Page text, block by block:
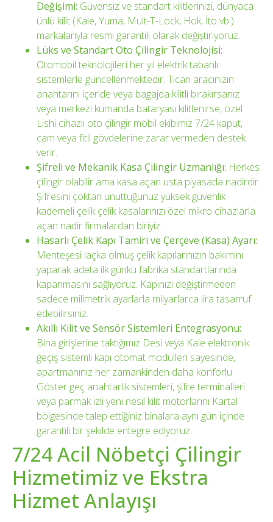
Değişimi: Güvensiz ve standart kilitlerinizi, dünyaca
ünlü kilit (Kale, Yuma, Mult-T-Lock, Hok, İto vb.)
markalarıyla resmi garantili olarak değiştiriyoruz.
Lüks ve Standart Oto Çilingir Teknolojisi:
Otomobil teknolojileri her yıl elektrik tabanlı
sistemlerle güncellenmektedir. Ticari aracınızın
anahtarını içeride veya bagajda kilitli bırakırsanız
veya merkezi kumanda bataryası kilitlenirse, özel
Lishi cihazlı oto çilingir mobil ekibimiz 7/24 kaput,
cam veya fitil gövdelerine zarar vermeden destek
verir.
Şifreli ve Mekanik Kasa Çilingir Uzmanlığı: Herkes
çilingir olabilir ama kasa açan usta piyasada nadirdir.
Şifresini çoktan unuttuğunuz yüksek güvenlik
kademeli çelik çelik kasalarınızı özel mikro cihazlarla
açan nadir firmalardan biriyiz.
Hasarlı Çelik Kapı Tamiri ve Çerçeve (Kasa) Ayarı:
Menteşesi laçka olmuş çelik kapılarınızın bakımını
yaparak adeta ilk günkü fabrika standartlarında
kapanmasını sağlıyoruz. Kapınızı değiştirmeden
sadece milimetrik ayarlarla milyarlarca lira tasarruf
edebilirsiniz.
Akıllı Kilit ve Sensör Sistemleri Entegrasyonu:
Bina girişlerine taktığımız Desi veya Kale elektronik
geçiş sistemli kapı otomat modülleri sayesinde,
apartmanınız her zamankinden daha konforlu.
Göster geç anahtarlık sistemleri, şifre terminalleri
veya parmak izli yeni nesil kilit motorlarını Kartal
bölgesinde talep ettiğiniz binalara aynı gün içinde
garantili bir şekilde entegre ediyoruz.
7/24 Acil Nöbetçi Çilingir
Hizmetimiz ve Ekstra
Hizmet Anlayışı